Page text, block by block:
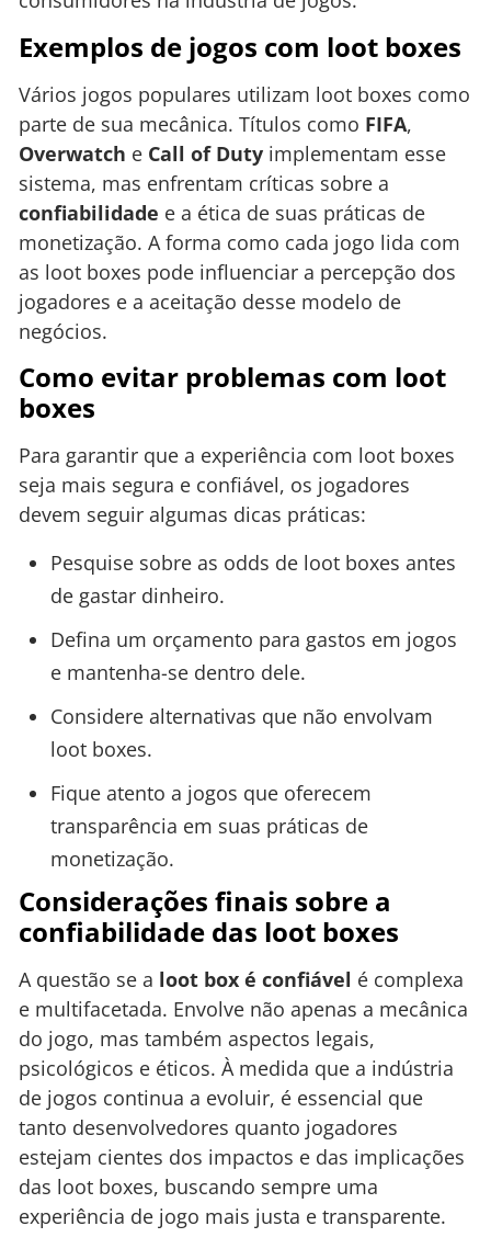
Exemplos de jogos com loot boxes
Vários jogos populares utilizam loot boxes como
parte de sua mecânica. Títulos como FIFA,
Overwatch e Call of Duty implementam esse
sistema, mas enfrentam críticas sobre a
confiabilidade e a ética de suas práticas de
monetização. A forma como cada jogo lida com
as loot boxes pode influenciar a percepção dos
jogadores e a aceitação desse modelo de
negócios.
Como evitar problemas com loot
boxes
Para garantir que a experiência com loot boxes
seja mais segura e confiável, os jogadores
devem seguir algumas dicas práticas:
Pesquise sobre as odds de loot boxes antes
de gastar dinheiro.
Defina um orçamento para gastos em jogos
e mantenha-se dentro dele.
Considere alternativas que não envolvam
loot boxes.
Fique atento a jogos que oferecem
transparência em suas práticas de
monetização.
Considerações finais sobre a
confiabilidade das loot boxes
A questão se a loot box é confiável é complexa
e multifacetada. Envolve não apenas a mecânica
do jogo, mas também aspectos legais,
psicológicos e éticos. À medida que a indústria
de jogos continua a evoluir, é essencial que
tanto desenvolvedores quanto jogadores
estejam cientes dos impactos e das implicações
das loot boxes, buscando sempre uma
experiência de jogo mais justa e transparente.